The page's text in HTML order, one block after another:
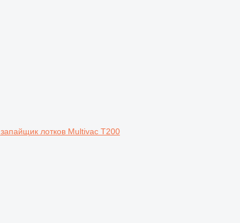
запайщик лотков Multivac T200